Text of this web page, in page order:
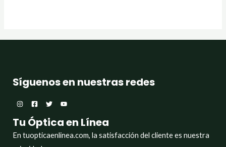
Síguenos en nuestras redes
Tu Óptica en Línea
En tuopticaenlinea.com, la satisfacción del cliente es nuestra